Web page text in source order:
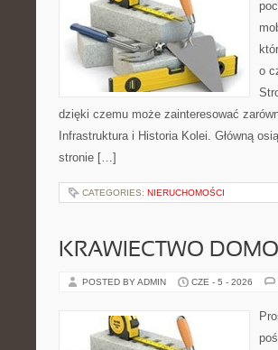
o
dzięki czemu może zainteresować
Infrastruktura i Historia Kolei. Główną
stronie […]
CATEGORIES: NIERUCHOMOŚCI
KRAWIECTWO
POSTED BY ADMIN CZE - 5 - 2026